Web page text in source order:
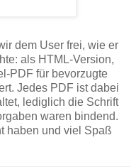
dem User frei, wie er
als HTML-Version,
PDF für bevorzugte
Jedes PDF ist dabei
lediglich die Schrift
waren bindend.
haben und viel Spaß